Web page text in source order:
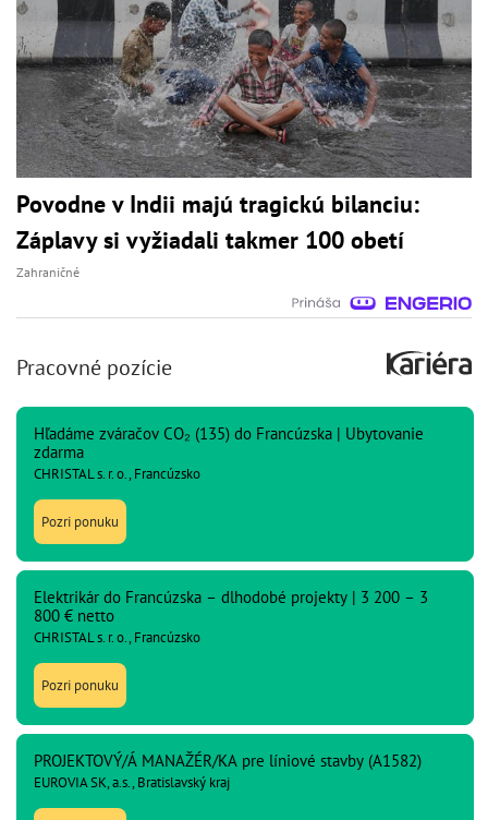
Povodne v Indii majú tragickú bilanciu:
Záplavy si vyžiadali takmer 100 obetí
Zahraničné
Pracovné pozície
Hľadáme zváračov CO₂ (135) do Francúzska | Ubytovanie
zdarma
CHRISTAL s. r. o., Francúzsko
Pozri ponuku
Elektrikár do Francúzska – dlhodobé projekty | 3 200 – 3
800 € netto
CHRISTAL s. r. o., Francúzsko
Pozri ponuku
PROJEKTOVÝ/Á MANAŽÉR/KA pre líniové stavby (A1582)
EUROVIA SK, a.s., Bratislavský kraj